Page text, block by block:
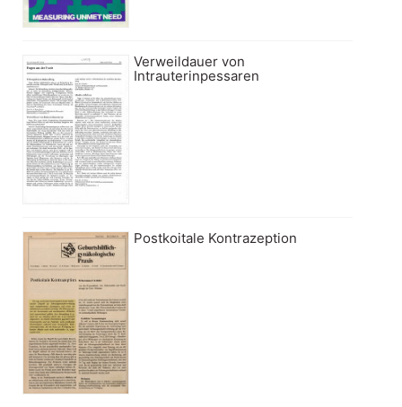
Verweildauer von
Intrauterinpessaren
Postkoitale Kontrazeption